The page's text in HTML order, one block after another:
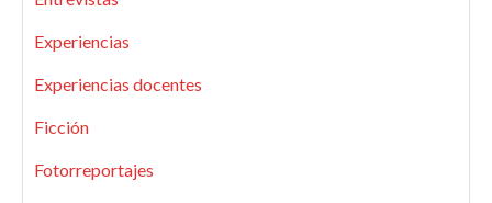
Experiencias
Experiencias docentes
Ficción
Fotorreportajes